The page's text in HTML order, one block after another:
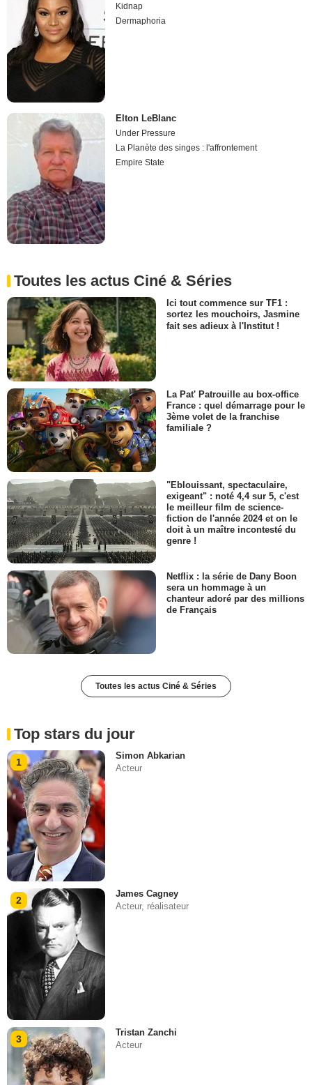
Kidnap
Dermaphoria
Elton LeBlanc
Under Pressure
La Planète des singes : l'affrontement
Empire State
Toutes les actus Ciné & Séries
Ici tout commence sur TF1 :
sortez les mouchoirs, Jasmine
fait ses adieux à l'Institut !
La Pat' Patrouille au box-office
France : quel démarrage pour le
3ème volet de la franchise
familiale ?
"Eblouissant, spectaculaire,
exigeant" : noté 4,4 sur 5, c'est
le meilleur film de science-
fiction de l'année 2024 et on le
doit à un maître incontesté du
genre !
Netflix : la série de Dany Boon
sera un hommage à un
chanteur adoré par des millions
de Français
Toutes les actus Ciné & Séries
Top stars du jour
1
Simon Abkarian
Acteur
2
James Cagney
Acteur, réalisateur
3
Tristan Zanchi
Acteur